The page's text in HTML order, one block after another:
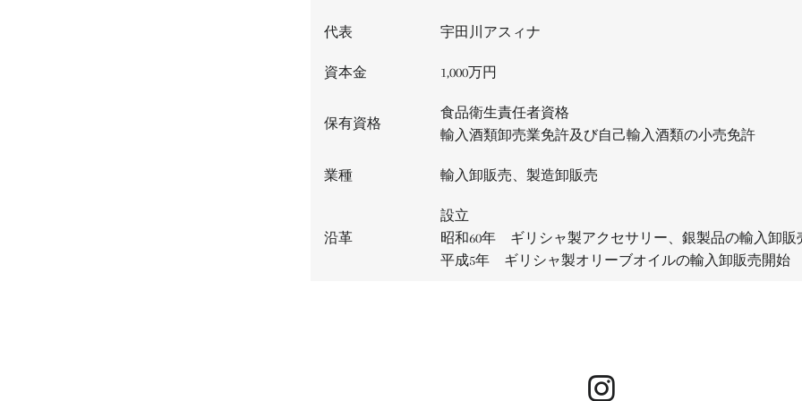
代表 宇田川アスィナ
資本金 1,000万円
保有資格
食品衛生責任者資格
輸入酒類卸売業免許及び自己輸入酒類の小売免許
業種 輸入卸販売、製造卸販売
沿革
設立
昭和60年 ギリシャ製アクセサリー、銀製品の輸入卸販
平成5年 ギリシャ製オリーブオイルの輸入卸販売開始